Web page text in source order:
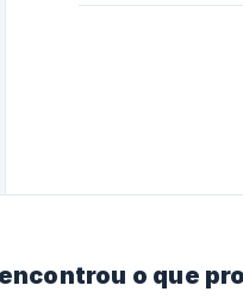
o que